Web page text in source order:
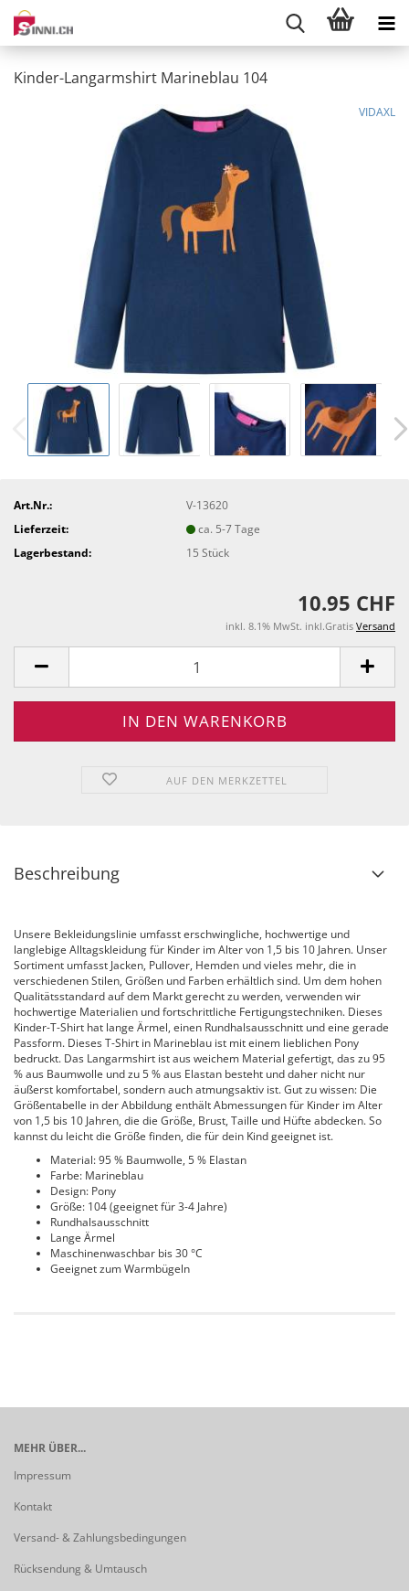
Kinder-Langarmshirt Marineblau 104
VIDAXL
Art.Nr.:
V-13620
Lieferzeit:
ca. 5-7 Tage
Lagerbestand:
15Stück
10.95 CHF
inkl. 8.1% MwSt. inkl.Gratis Versand
AUF DEN MERKZETTEL
Beschreibung
Unsere Bekleidungslinie umfasst erschwingliche, hochwertige und
langlebige Alltagskleidung für Kinder im Alter von 1,5 bis 10 Jahren. Unser
Sortiment umfasst Jacken, Pullover, Hemden und vieles mehr, die in
verschiedenen Stilen, Größen und Farben erhältlich sind. Um dem hohen
Qualitätsstandard auf dem Markt gerecht zu werden, verwenden wir
hochwertige Materialien und fortschrittliche Fertigungstechniken. Dieses
Kinder-T-Shirt hat lange Ärmel, einen Rundhalsausschnitt und eine gerade
Passform. Dieses T-Shirt in Marineblau ist mit einem lieblichen Pony
bedruckt. Das Langarmshirt ist aus weichem Material gefertigt, das zu 95
% aus Baumwolle und zu 5 % aus Elastan besteht und daher nicht nur
äußerst komfortabel, sondern auch atmungsaktiv ist. Gut zu wissen: Die
Größentabelle in der Abbildung enthält Abmessungen für Kinder im Alter
von 1,5 bis 10 Jahren, die die Größe, Brust, Taille und Hüfte abdecken. So
kannst du leicht die Größe finden, die für dein Kind geeignet ist.
Material: 95 % Baumwolle, 5 % Elastan
Farbe: Marineblau
Design: Pony
Größe: 104 (geeignet für 3-4 Jahre)
Rundhalsausschnitt
Lange Ärmel
Maschinenwaschbar bis 30 °C
Geeignet zum Warmbügeln
MEHR ÜBER...
Impressum
Kontakt
Versand- & Zahlungsbedingungen
Rücksendung & Umtausch